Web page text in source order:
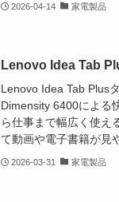
2026-04-14 家電製品
Lenovo Idea Tab
Lenovo Idea Tab Plus
Dimensity 6400による
ら仕事まで幅広く使え
て動画や電子書籍が見
2026-03-31 家電製品